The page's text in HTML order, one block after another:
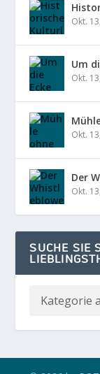
Okt.
Um
Okt.
Okt.
Der
Okt.
SUCHE SIE